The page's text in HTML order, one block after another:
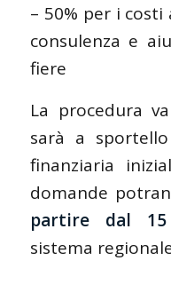
– 50% per i
consulenza e
fiere
La procedura
sarà a
finanziaria
domande
partire dal 15
sistema regionale